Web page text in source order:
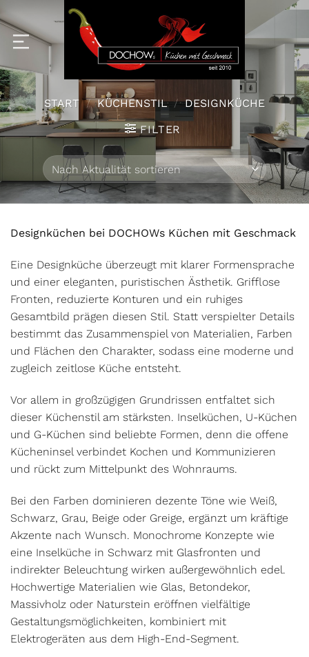
Inhalt
springen
START / KÜCHENSTIL / DESIGNKÜCHE
FILTER
Designküchen bei DOCHOWs Küchen mit Geschmack
Eine Designküche überzeugt mit klarer Formensprache
und einer eleganten, puristischen Ästhetik. Grifflose
Fronten, reduzierte Konturen und ein ruhiges
Gesamtbild prägen diesen Stil. Statt verspielter Details
bestimmt das Zusammenspiel von Materialien, Farben
und Flächen den Charakter, sodass eine moderne und
zugleich zeitlose Küche entsteht.
Vor allem in großzügigen Grundrissen entfaltet sich
dieser Küchenstil am stärksten. Inselküchen, U-Küchen
und G-Küchen sind beliebte Formen, denn die offene
Kücheninsel verbindet Kochen und Kommunizieren
und rückt zum Mittelpunkt des Wohnraums.
Bei den Farben dominieren dezente Töne wie Weiß,
Schwarz, Grau, Beige oder Greige, ergänzt um kräftige
Akzente nach Wunsch. Monochrome Konzepte wie
eine Inselküche in Schwarz mit Glasfronten und
indirekter Beleuchtung wirken außergewöhnlich edel.
Hochwertige Materialien wie Glas, Betondekor,
Massivholz oder Naturstein eröffnen vielfältige
Gestaltungsmöglichkeiten, kombiniert mit
Elektrogeräten aus dem High-End-Segment.